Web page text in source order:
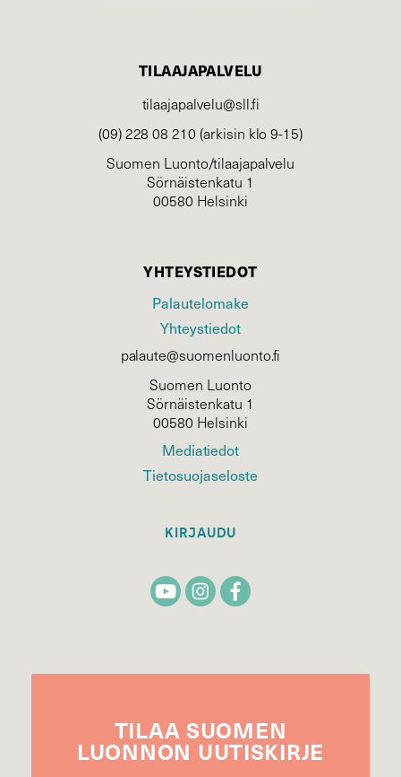
TILAAJAPALVELU
tilaajapalvelu@sll.fi
(09) 228 08 210 (arkisin klo 9-15)
Suomen Luonto/tilaajapalvelu
Sörnäistenkatu 1
00580 Helsinki
YHTEYSTIEDOT
Palautelomake
Yhteystiedot
palaute@suomenluonto.fi
Suomen Luonto
Sörnäistenkatu 1
00580 Helsinki
Mediatiedot
Tietosuojaseloste
KIRJAUDU
TILAA SUOMEN
LUONNON UUTIS­KIRJE